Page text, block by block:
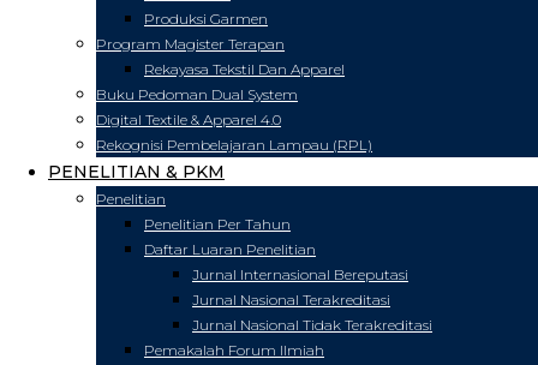
Produksi Garmen
Program Magister Terapan
Rekayasa Tekstil Dan Apparel
Buku Pedoman Dual System
Digital Textile & Apparel 4.0
Rekognisi Pembelajaran Lampau (RPL)
PENELITIAN & PKM
Penelitian
Penelitian Per Tahun
Daftar Luaran Penelitian
Jurnal Internasional Bereputasi
Jurnal Nasional Terakreditasi
Jurnal Nasional Tidak Terakreditasi
Pemakalah Forum Ilmiah